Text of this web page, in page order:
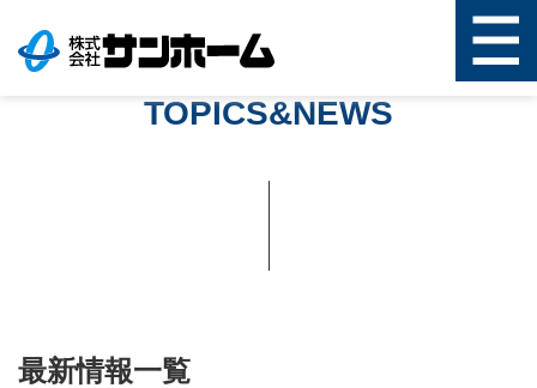
TOPICS&NEWS
最新情報一覧